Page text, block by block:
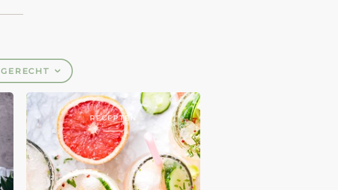
GERECHT
RECEPTEN